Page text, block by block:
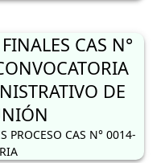
CAS N°
DE
PROCESO CAS N° 0014-